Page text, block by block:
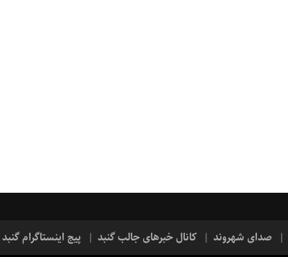
صدای شهروند کانال خبرهای جالب گنبد پیج اینستاگرام گنبد